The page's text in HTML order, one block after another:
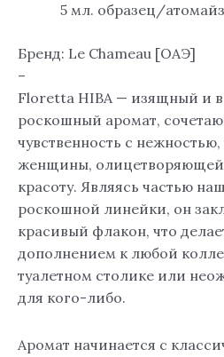
5 мл. образец/
Бренд: Le Chameau [ОАЭ]
–
Floretta HIBA — изящный и
роскошный аромат,
чувственность с
женщины, олицетворяющей
красоту. Являясь частью
роскошной линейки, он
красивый флакон, что
дополнением к любой
туалетном столике или
для кого-либо.
Аромат начинается с